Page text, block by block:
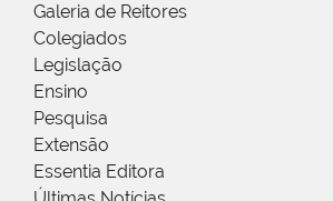
Galeria de Reitores
Colegiados
Legislação
Ensino
Pesquisa
Extensão
Essentia Editora